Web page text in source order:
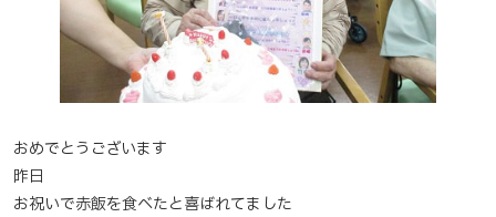
おめでとうございます
昨日
お祝いで赤飯を食べたと喜ばれてました